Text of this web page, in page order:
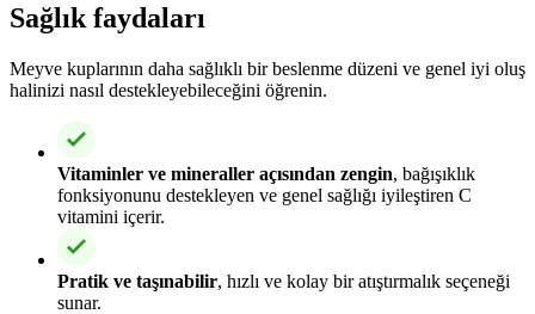
Sağlık faydaları
Meyve kuplarının daha sağlıklı bir beslenme düzeni ve genel iyi oluş
halinizi nasıl destekleyebileceğini öğrenin.
Vitaminler ve mineraller açısından zengin, bağışıklık
fonksiyonunu destekleyen ve genel sağlığı iyileştiren C
vitamini içerir.
Pratik ve taşınabilir, hızlı ve kolay bir atıştırmalık seçeneği
sunar.